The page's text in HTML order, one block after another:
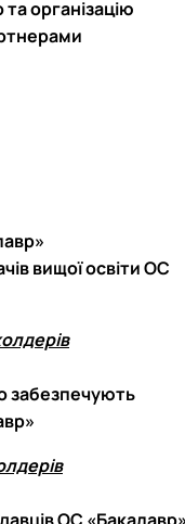
організацію
вищої освіти ОС
забезпечують